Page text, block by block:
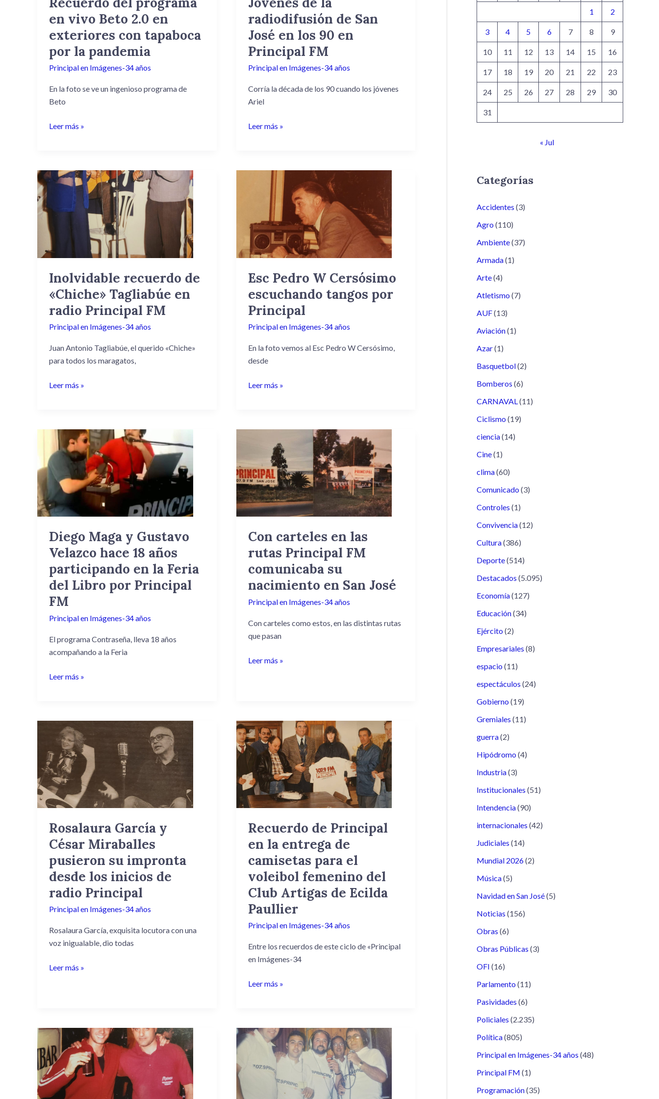
en vivo Beto 2.0 en
exteriores con tapaboca
por la pandemia
Principal en Imágenes-34 años
En la foto se ve un ingenioso programa de
Beto
exteriores
con
por
la
pandemia
Leer más »
radiodifusión de San
José en los 90 en
Principal FM
Principal en Imágenes-34 años
Corría la década de los 90 cuando los jóvenes
Ariel
los
90
en
Principal
FM
Leer más »
Inolvidable recuerdo de
«Chiche» Tagliabúe en
radio Principal FM
Principal en Imágenes-34 años
Juan Antonio Tagliabúe, el querido «Chiche»
para todos los maragatos,
Inolvidable
recuerdo
«Chiche»
Tagliabúe
en
radio
FM
Leer más »
Esc Pedro W Cersósimo
escuchando tangos por
Principal
Principal en Imágenes-34 años
En la foto vemos al Esc Pedro W Cersósimo,
desde
Cersósimo
escuchando
tangos
por
Leer más »
Diego Maga y Gustavo
Velazco hace 18 años
participando en la Feria
del Libro por Principal
FM
Principal en Imágenes-34 años
El programa Contraseña, lleva 18 años
acompañando a la Feria
Diego
Maga
y
Gustavo
Velazco
hace
18
participando
en
Feria
del
Libro
FM
Leer más »
Con carteles en las
rutas Principal FM
comunicaba su
nacimiento en San José
Principal en Imágenes-34 años
Con carteles como estos, en las distintas rutas
que pasan
carteles
en
las
rutas
Principal
FM
su
nacimiento
San
José
Leer más »
Rosalaura García y
César Miraballes
pusieron su impronta
desde los inicios de
radio Principal
Principal en Imágenes-34 años
Rosalaura García, exquisita locutora con una
voz inigualable, dio todas
Rosalaura
García
y
César
Miraballes
pusieron
su
desde
los
de
radio
Principal
Leer más »
Recuerdo de Principal
en la entrega de
camisetas para el
voleibol femenino del
Club Artigas de Ecilda
Paullier
Principal en Imágenes-34 años
Entre los recuerdos de este ciclo de «Principal
en Imágenes-34
Recuerdo
de
Principal
en
la
entrega
de
para
el
femenino
del
Club
Artigas
Ecilda
Paullier
Leer más »
«Locomoción
Gratis»
el
exitoso
programa
Fútbol
Principal
1 2
3 4 5 6 7 8 9
10 11 12 13 14 15 16
17 18 19 20 21 22 23
24 25 26 27 28 29 30
31
« Jul
Categorías
Accidentes (3)
Agro (110)
Ambiente(37)
Armada(1)
Arte(4)
Atletismo (7)
AUF(13)
Aviación(1)
Azar(1)
Basquetbol(2)
Bomberos (6)
CARNAVAL (11)
Ciclismo (19)
ciencia(14)
Cine(1)
clima(60)
Comunicado (3)
Controles (1)
Convivencia(12)
Cultura(386)
Deporte(514)
Destacados (5.095)
Economía(127)
Educación(34)
Ejército (2)
Empresariales (8)
espacio (11)
espectáculos (24)
Gobierno (19)
Gremiales (11)
guerra(2)
Hipódromo (4)
Industria(3)
Institucionales (51)
Intendencia(90)
internacionales (42)
Judiciales (14)
Mundial 2026(2)
Música(5)
Navidad en San José(5)
Noticias (156)
Obras (6)
Obras Públicas (3)
OFI (16)
Parlamento (11)
Pasividades (6)
Policiales (2.235)
Política(805)
Principal en Imágenes-34 años (48)
Principal FM (1)
Programación(35)